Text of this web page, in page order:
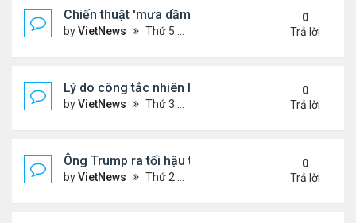
Chiến thuật 'mưa dầm' của châu Âu đẩy ông
byVietNews Thứ 5 Tháng 7 17, 2025 9:34 am
0
Trả lời
Lý do công tắc nhiên liệu máy bay nằm ở vị trí dễ
byVietNews Thứ 3 Tháng 7 15, 2025 5:56 pm
0
Trả lời
Ông Trump ra tối hậu thư với Nga
byVietNews Thứ 2 Tháng 7 14, 2025 12:49 pm
0
Trả lời